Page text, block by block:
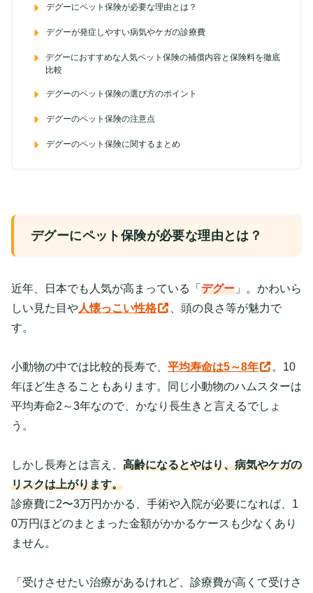
デグーにペット保険が必要な理由とは？
デグーが発症しやすい病気やケガの診療費
デグーにおすすめな人気ペット保険の補償内容と保険料を徹底
比較
デグーのペット保険の選び方のポイント
デグーのペット保険の注意点
デグーのペット保険に関するまとめ
デグーにペット保険が必要な理由とは？
近年、日本でも人気が高まっている「 デグー 」。かわいら
しい見た目や人懐っこい性格
、頭の良さ等が魅力で
す。
小動物の中では比較的長寿で、 平均寿命は5～8年
。10
年ほど生きることもあります。同じ小動物のハムスターは
平均寿命2～3年なので、かなり長生きと言えるでしょ
う。
しかし長寿とは言え、 高齢になるとやはり、病気やケガの
リスクは上がります。
診療費に2〜3万円かかる、手術や入院が必要になれば、1
0万円ほどのまとまった金額がかかるケースも少なくあり
ません。
「受けさせたい治療があるけれど、診療費が高くて受けさ